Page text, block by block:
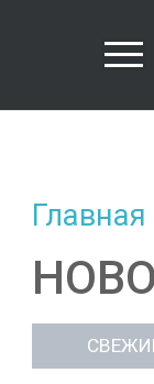
Главная